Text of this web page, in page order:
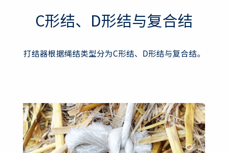
C形结、D形结与复合结
打结器根据绳结类型分为C形结、D形结与复合结。